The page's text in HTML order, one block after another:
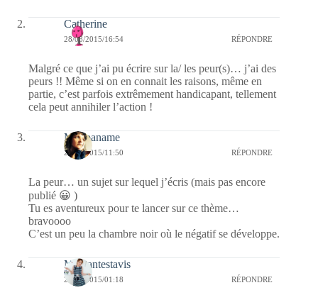
Catherine
28/08/2015/16:54 RÉPONDRE
Malgré ce que j’ai pu écrire sur la/ les peur(s)… j’ai des
peurs !! Même si on en connait les raisons, même en
partie, c’est parfois extrêmement handicapant, tellement
cela peut annihiler l’action !
Myopaname
28/08/2015/11:50 RÉPONDRE
La peur… un sujet sur lequel j’écris (mais pas encore
publié 😀 )
Tu es aventureux pour te lancer sur ce thème…
bravoooo
C’est un peu la chambre noir où le négatif se développe.
Mamantestavis
28/08/2015/01:18 RÉPONDRE